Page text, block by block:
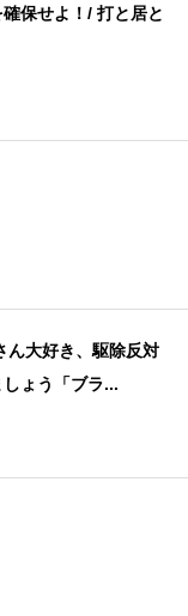
保せよ！/ 打と居と
ん大好き、駆除反対
ょう「ブラ...